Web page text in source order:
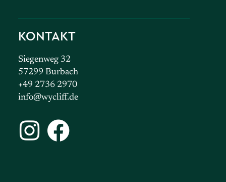
KONTAKT
Siegenweg 32
57299 Burbach
+49 2736 2970
info@wycliff.de